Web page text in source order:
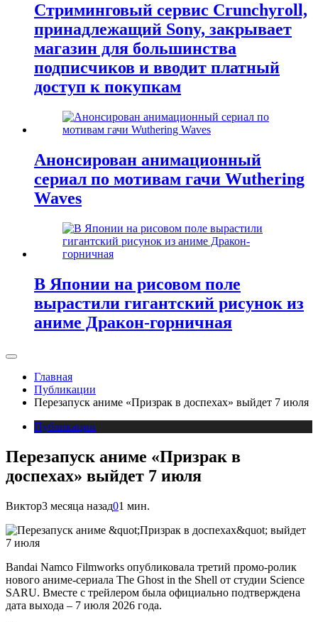
Стриминговый сервис Crunchyroll,
принадлежащий Sony, закрывает
магазин для большинства
подписчиков и вводит платный
доступ к покупкам
Анонсирован анимационный
сериал по мотивам гачи Wuthering
Waves
В Японии на рисовом поле
вырастили гигантский рисунок из
аниме Дракон-горничная
Главная
Публикации
Перезапуск аниме «Призрак в доспехах» выйдет 7 июля
Публикации
Перезапуск аниме «Призрак в
доспехах» выйдет 7 июля
Виктор3 месяца назад01 мин.
Bandai Namco Filmworks опубликовала третий промо-ролик
нового аниме-сериала The Ghost in the Shell от студии Science
SARU. Вместе с трейлером была официально подтверждена
дата выхода – 7 июля 2026 года.